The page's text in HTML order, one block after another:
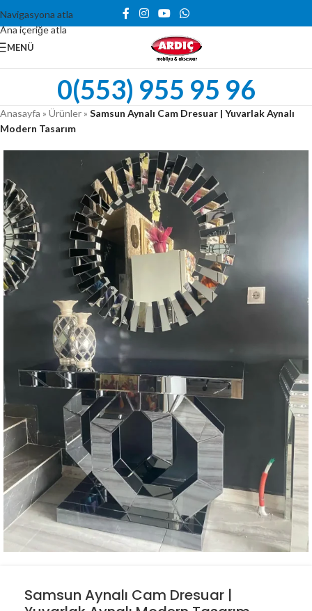
Navigasyona atla
Ana içeriğe atla
MENÜ
0(553) 955 95 96
Anasayfa » Ürünler» Samsun Aynalı Cam Dresuar | Yuvarlak Aynalı
Modern Tasarım
Samsun Aynalı Cam Dresuar |